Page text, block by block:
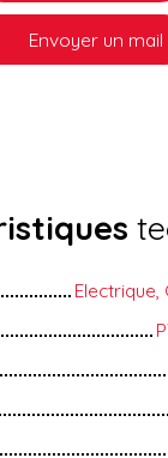
Envoyer un mail